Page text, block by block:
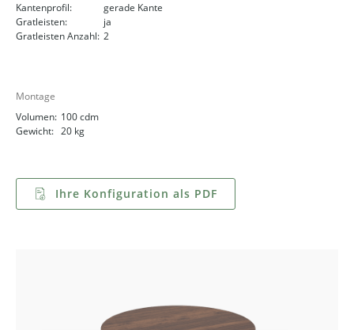
Kantenprofil:
gerade Kante
Gratleisten:
ja
Gratleisten Anzahl: 2
Montage
Volumen: 100 cdm
Gewicht: 20 kg
Ihre Konfiguration als PDF